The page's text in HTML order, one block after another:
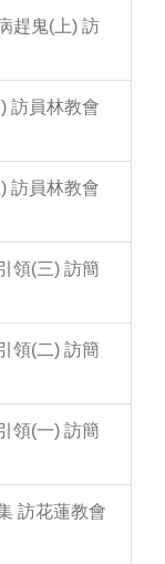
趕鬼(上) 訪
訪員林教會
訪員林教會
領(三) 訪簡
領(二) 訪簡
領(一) 訪簡
訪花蓮教會